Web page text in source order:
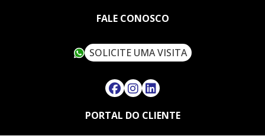
FALE CONOSCO
SOLICITE UMA VISITA
PORTAL DO CLIENTE